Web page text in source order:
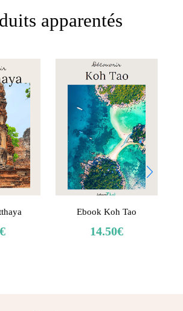
apparentés
€
Ebook Koh Tao
14.50€